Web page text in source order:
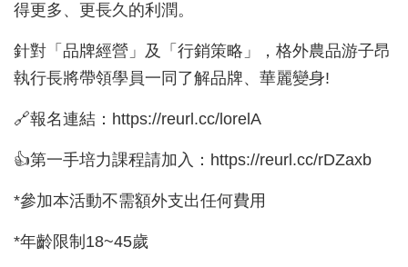
得更多、更長久的利潤。
針對「品牌經營」及「行銷策略」，格外農品游子昂
執行長將帶領學員一同了解品牌、華麗變身!
🔗報名連結：https://reurl.cc/lorelA
👍第一手培力課程請加入：https://reurl.cc/rDZaxb
*參加本活動不需額外支出任何費用
*年齡限制18~45歲